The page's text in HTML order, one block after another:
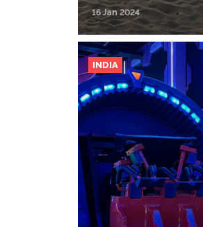
16 Jan 2024
INDIA